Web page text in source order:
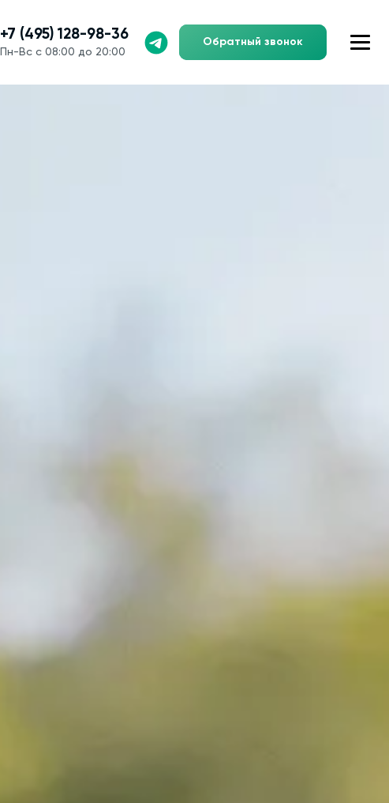
+7 (495) 128-98-36
Пн-Вс с 08:00 до 20:00
Обратный звонок